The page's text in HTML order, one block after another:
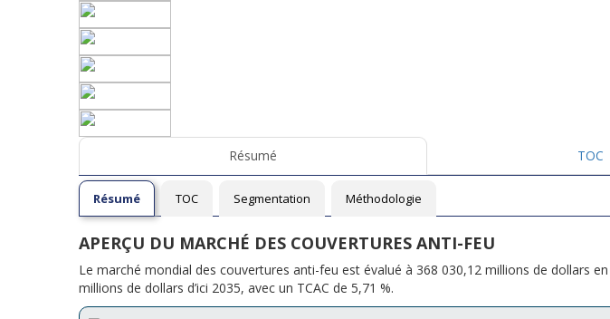
Résumé TOC
Résumé TOC Segmentation Méthodologie
APERÇU DU MARCHÉ DES COUVERTURES ANTI-FEU
Le marché mondial des couvertures anti-feu est évalué à 368 030,12 millions de dollars
millions de dollars d’ici 2035, avec un TCAC de 5,71 %.